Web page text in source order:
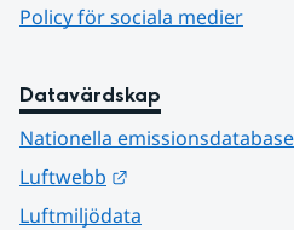
Policy för sociala medier
Datavärdskap
Nationella
Luftwebb
Luftmiljödata